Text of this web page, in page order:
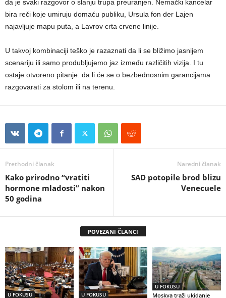
da je svaki razgovor o slanju trupa preuranjen. Nemački kancelar
bira reči koje umiruju domaću publiku, Ursula fon der Lajen
najavljuje mapu puta, a Lavrov crta crvene linije.
U takvoj kombinaciji teško je razaznati da li se bližimo jasnijem
scenariju ili samo produbljujemo jaz između različitih vizija. I tu
ostaje otvoreno pitanje: da li će se o bezbednosnim garancijama
razgovarati za stolom ili na terenu.
Prethodni članak
Kako prirodno “vratiti
hormone mladosti” nakon
50 godina
Naredni članak
SAD potopile brod blizu
Venecuele
POVEZANI ČLANCI
U FOKUSU U FOKUSU
U FOKUSU
Moskva traži ukidanje